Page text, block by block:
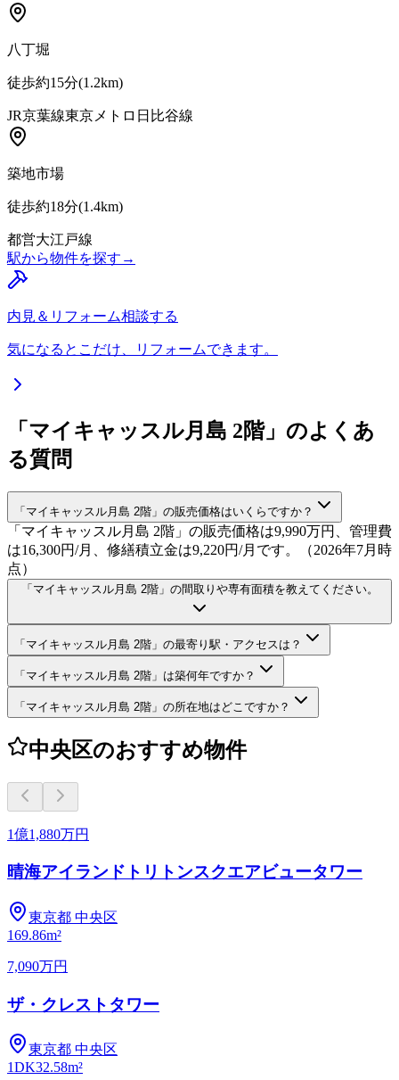
八丁堀
徒歩約15分(1.2km)
JR京葉線東京メトロ日比谷線
築地市場
徒歩約18分(1.4km)
都営大江戸線
駅から物件を探す →
内見＆リフォーム相談する
気になるとこだけ、リフォームできます。
「マイキャッスル月島 2階」のよくあ
る質問
「マイキャッスル月島 2階」の販売価格はいくらですか？
「マイキャッスル月島 2階」の販売価格は9,990万円、管理費
は16,300円/月、修繕積立金は9,220円/月です。（2026年7月時
点）
「マイキャッスル月島 2階」の間取りや専有面積を教えてください。
「マイキャッスル月島 2階」の最寄り駅・アクセスは？
「マイキャッスル月島 2階」は築何年ですか？
「マイキャッスル月島 2階」の所在地はどこですか？
中央区のおすすめ物件
1億1,880万円
晴海アイランドトリトンスクエアビュータワー
東京都 中央区
169.86m²
7,090万円
ザ・クレストタワー
東京都 中央区
1DK32.58m²